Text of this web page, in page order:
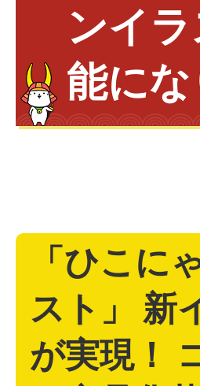
ンイ
能に
「ひこに
スト」 新
が実現！